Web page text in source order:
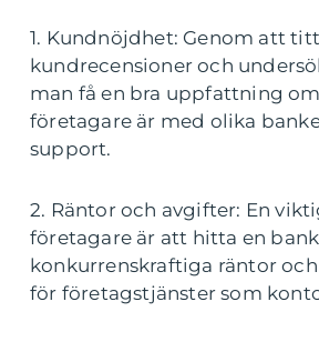
1. Kundnöjdhet: Genom att
kundrecensioner och
man få en bra uppfattning
företagare är med olika
support.
2. Räntor och avgifter: En
företagare är att hitta en
konkurrenskraftiga räntor
för företagstjänster som